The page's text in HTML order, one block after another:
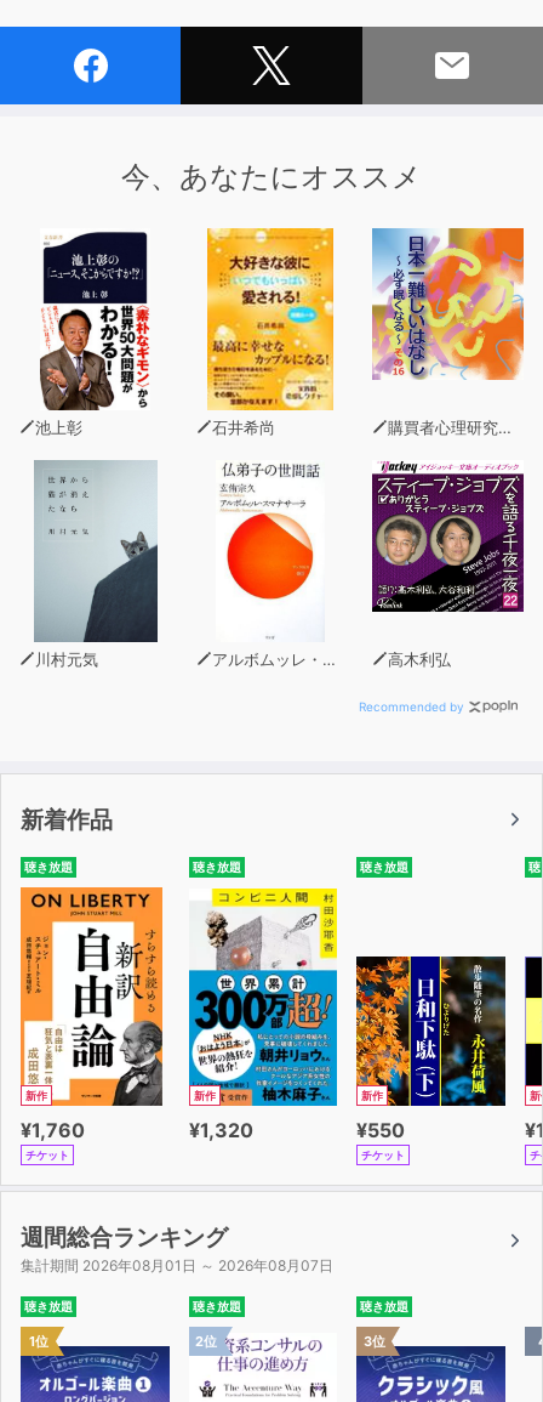
今、あなたにオススメ
池上彰 石井希尚 購買者心理研究所 株式会社モデンナ 顧問 青木幹和
川村元気 アルボムッレ・スマナサーラ 高木利弘
Recommended by
新着作品
聴き放題
新作
¥1,760
チケット
聴き放題
新作
¥1,320
聴き放題
新作
¥550
チケット
聴
新
チ
週間総合ランキング
集計期間 2026年08月01日 ～ 2026年08月07日
聴き放題
1位
聴き放題
2位
聴き放題
3位